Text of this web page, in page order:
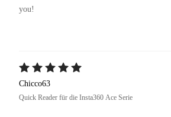
you!
Chicco63
Quick Reader für die Insta360 Ace Serie